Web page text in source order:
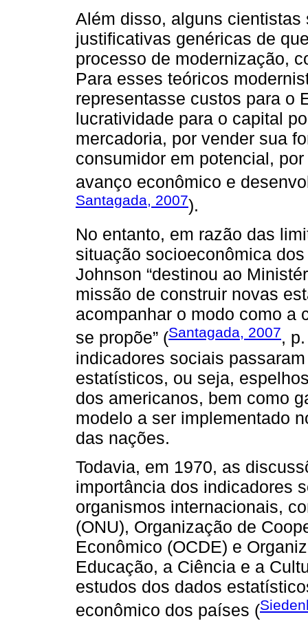
Além disso, alguns
justificativas genéricas de
processo de modernização,
Para esses teóricos
representasse custos para o
lucratividade para o capital
mercadoria, por vender sua
consumidor em potencial,
avanço econômico e
Santagada, 2007).
No entanto, em razão das
situação socioeconômica
Johnson “destinou ao
missão de construir novas
acompanhar o modo como a
se propõe” (Santagada, 2007,
indicadores sociais
estatísticos, ou seja,
dos americanos, bem como
modelo a ser implementado
das nações.
Todavia, em 1970, as
importância dos indicadores
organismos internacionais,
(ONU), Organização de
Econômico (OCDE) e
Educação, a Ciência e a
estudos dos dados
econômico dos países (